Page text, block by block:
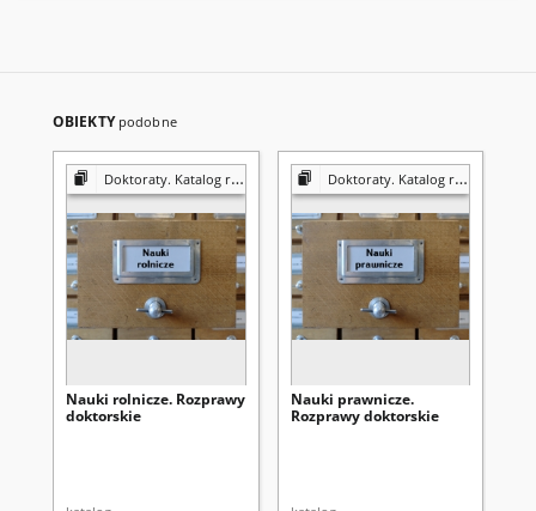
OBIEKTY podobne
Doktoraty. Katalog rzeczowy
Nauki rolnicze. Rozprawy
doktorskie
Doktoraty. Katalog rzeczowy
Nauki prawnicze.
Rozprawy doktorskie